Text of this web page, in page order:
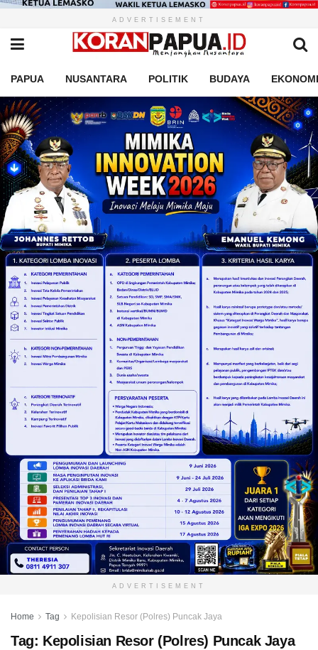
ADVERTISEMENT
PAPUA NUSANTARA POLITIK BUDAYA EKONOMI
ADVERTISEMENT
Home Tag Kepolisian Resor (Polres) Puncak Jaya
Tag: Kepolisian Resor (Polres) Puncak Jaya